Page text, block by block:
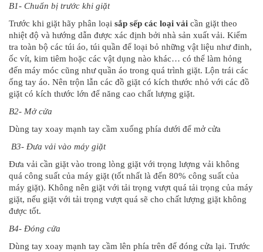
B1- Chuẩn bị trước khi giặt
Trước khi giặt hãy phân loại sắp sếp các loại vải cần giặt theo
nhiệt độ và hướng dẫn được xác định bởi nhà sản xuất vải. Kiểm
tra toàn bộ các túi áo, túi quần để loại bỏ những vật liệu như đinh,
ốc vít, kim tiêm hoặc các vật dụng nào khác… có thể làm hỏng
đến máy móc cũng như quần áo trong quá trình giặt. Lộn trái các
ống tay áo. Nên trộn lẫn các đồ giặt có kích thước nhỏ với các đồ
giặt có kích thước lớn để năng cao chất lượng giặt.
B2- Mở cửa
Dùng tay xoay mạnh tay cầm xuống phía dưới để mở cửa
B3- Đưa vải vào máy giặt
Đưa vải cần giặt vào trong lòng giặt với trọng lượng vải không
quá công suất của máy giặt (tốt nhất là đến 80% công suất của
máy giặt). Không nên giặt với tải trọng vượt quá tải trọng của máy
giặt, nếu giặt với tải trọng vượt quá sẽ cho chất lượng giặt không
được tốt.
B4- Đóng cửa
Dùng tay xoay mạnh tay cầm lên phía trên để đóng cửa lại. Trước